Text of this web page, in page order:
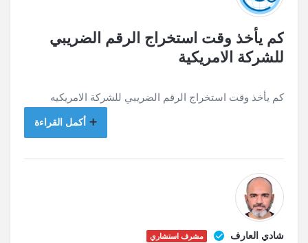
كم يأخذ وقت استخراج الرقم الضريبي
للشركة الامريكية
كم يأخذ وقت استخراج الرقم الضريبي للشركة الامريكيه
أكمل القراءة
شادي العارف مشرف استشاري